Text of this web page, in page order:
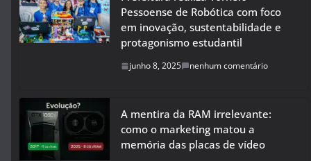
Pessoense de Robótica com foco
em inovação, sustentabilidade e
protagonismo estudantil
junho 8, 2025 nenhum comentário
A mentira da RAM irrelevante:
como o marketing matou a
memória das placas de vídeo